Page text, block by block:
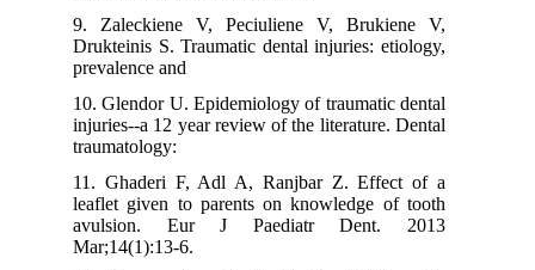
9. Zaleckiene V, Peciuliene V, Brukiene V,
Drukteinis S. Traumatic dental injuries: etiology,
prevalence and
10. Glendor U. Epidemiology of traumatic dental
injuries--a 12 year review of the literature. Dental
traumatology:
11. Ghaderi F, Adl A, Ranjbar Z. Effect of a
leaflet given to parents on knowledge of tooth
avulsion. Eur J Paediatr Dent. 2013
Mar;14(1):13-6.